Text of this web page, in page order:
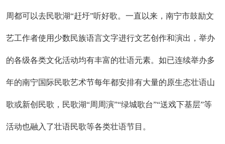
周都可以去民歌湖“赶圩”听好歌。一直以来，南宁市鼓励文
艺工作者使用少数民族语言文字进行文艺创作和演出，举办
的各级各类文化活动均有丰富的壮语元素。如已连续举办多
年的南宁国际民歌艺术节每年都安排有大量的原生态壮语山
歌或新创民歌，民歌湖“周周演”“绿城歌台”“送戏下基层”等
活动也融入了壮语民歌等各类壮语节目。